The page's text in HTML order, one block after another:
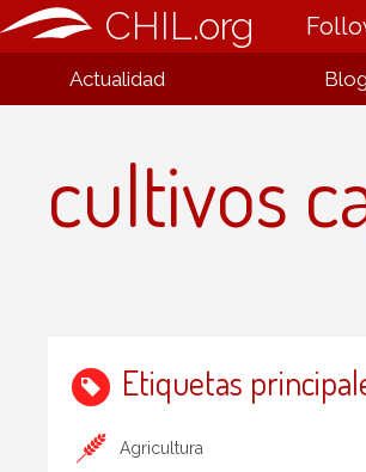
CHIL.org
Actualidad
cultivos
Etiquetas
Agricultura